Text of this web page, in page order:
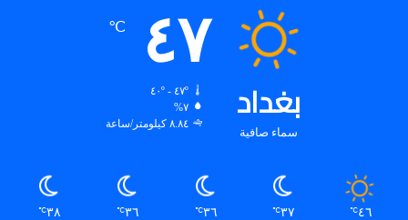
بغداد
سماء صافية
٤٧ ℃
٤٧º - ٤٠º
٧%
٨.٨٤ كيلومتر/ساعة
٤٦℃ ٣٧℃ ٣٦℃ ٣٦℃ ٣٨℃